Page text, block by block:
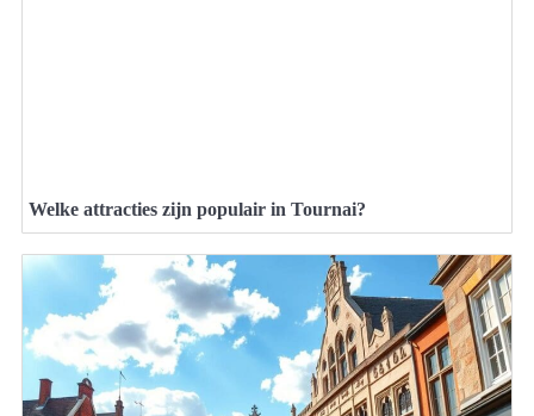
Welke attracties zijn populair in Tournai?